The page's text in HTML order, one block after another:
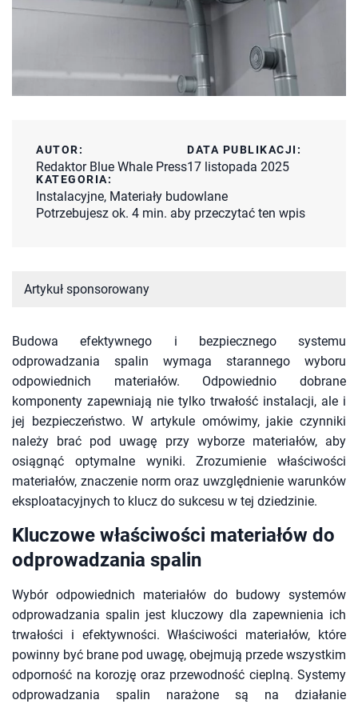
AUTOR:
Redaktor Blue Whale Press
DATA PUBLIKACJI:
17 listopada 2025
KATEGORIA:
Instalacyjne, Materiały budowlane
Potrzebujesz ok. 4 min. aby przeczytać ten wpis
Artykuł sponsorowany
Budowa efektywnego i bezpiecznego systemu
odprowadzania spalin wymaga starannego wyboru
odpowiednich materiałów. Odpowiednio dobrane
komponenty zapewniają nie tylko trwałość instalacji, ale i
jej bezpieczeństwo. W artykule omówimy, jakie czynniki
należy brać pod uwagę przy wyborze materiałów, aby
osiągnąć optymalne wyniki. Zrozumienie właściwości
materiałów, znaczenie norm oraz uwzględnienie warunków
eksploatacyjnych to klucz do sukcesu w tej dziedzinie.
Kluczowe właściwości materiałów do
odprowadzania spalin
Wybór odpowiednich materiałów do budowy systemów
odprowadzania spalin jest kluczowy dla zapewnienia ich
trwałości i efektywności. Właściwości materiałów, które
powinny być brane pod uwagę, obejmują przede wszystkim
odporność na korozję oraz przewodność cieplną. Systemy
odprowadzania spalin narażone są na działanie